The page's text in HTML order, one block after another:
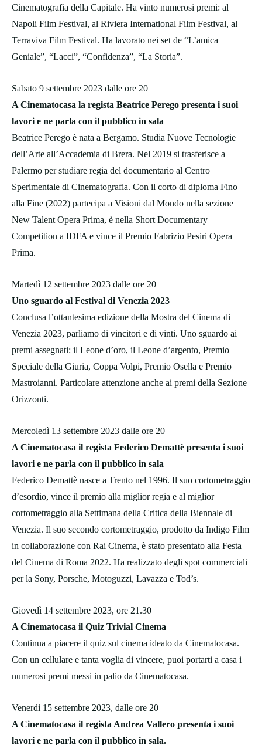
Cinematografia della Capitale. Ha vinto numerosi premi: al
Napoli Film Festival, al Riviera International Film Festival, al
Terraviva Film Festival. Ha lavorato nei set de “L’amica
Geniale”, “Lacci”, “Confidenza”, “La Storia”.
Sabato 9 settembre 2023 dalle ore 20
A Cinematocasa la regista Beatrice Perego presenta i suoi
lavori e ne parla con il pubblico in sala
Beatrice Perego è nata a Bergamo. Studia Nuove Tecnologie
dell’Arte all’Accademia di Brera. Nel 2019 si trasferisce a
Palermo per studiare regia del documentario al Centro
Sperimentale di Cinematografia. Con il corto di diploma Fino
alla Fine (2022) partecipa a Visioni dal Mondo nella sezione
New Talent Opera Prima, è nella Short Documentary
Competition a IDFA e vince il Premio Fabrizio Pesiri Opera
Prima.
Martedì 12 settembre 2023 dalle ore 20
Uno sguardo al Festival di Venezia 2023
Conclusa l’ottantesima edizione della Mostra del Cinema di
Venezia 2023, parliamo di vincitori e di vinti. Uno sguardo ai
premi assegnati: il Leone d’oro, il Leone d’argento, Premio
Speciale della Giuria, Coppa Volpi, Premio Osella e Premio
Mastroianni. Particolare attenzione anche ai premi della Sezione
Orizzonti.
Mercoledì 13 settembre 2023 dalle ore 20
A Cinematocasa il regista Federico Demattè presenta i suoi
lavori e ne parla con il pubblico in sala
Federico Demattè nasce a Trento nel 1996. Il suo cortometraggio
d’esordio, vince il premio alla miglior regia e al miglior
cortometraggio alla Settimana della Critica della Biennale di
Venezia. Il suo secondo cortometraggio, prodotto da Indigo Film
in collaborazione con Rai Cinema, è stato presentato alla Festa
del Cinema di Roma 2022. Ha realizzato degli spot commerciali
per la Sony, Porsche, Motoguzzi, Lavazza e Tod’s.
Giovedì 14 settembre 2023, ore 21.30
A Cinematocasa il Quiz Trivial Cinema
Continua a piacere il quiz sul cinema ideato da Cinematocasa.
Con un cellulare e tanta voglia di vincere, puoi portarti a casa i
numerosi premi messi in palio da Cinematocasa.
Venerdì 15 settembre 2023, dalle ore 20
A Cinematocasa il regista Andrea Vallero presenta i suoi
lavori e ne parla con il pubblico in sala.